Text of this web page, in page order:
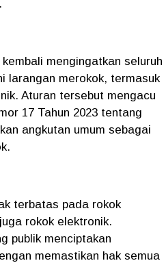
mengingatkan seluruh
larangan merokok, termasuk
Aturan tersebut mengacu
17 Tahun 2023 tentang
angkutan umum sebagai
terbatas pada rokok
rokok elektronik.
publik menciptakan
memastikan hak semua